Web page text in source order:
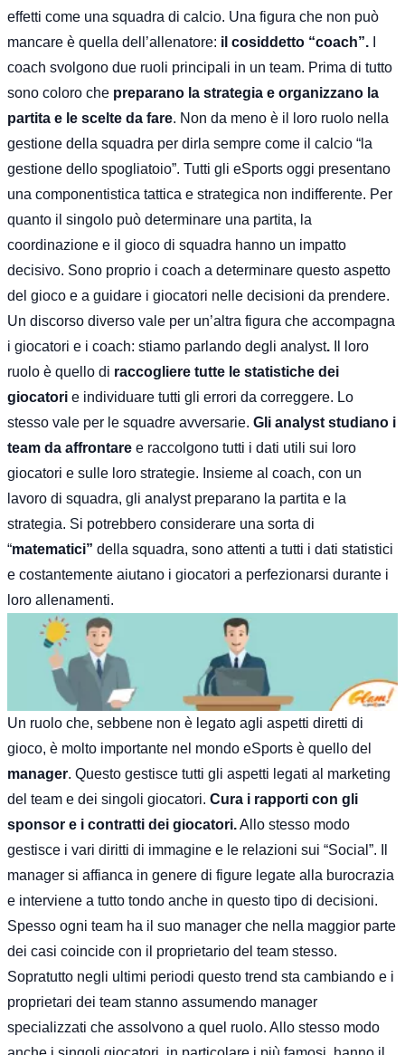
effetti come una squadra di calcio. Una figura che non può
mancare è quella dell’allenatore: il cosiddetto “coach”.
coach svolgono due ruoli principali in un team. Prima di tutto
sono coloro che preparano la strategia e organizzano la
partita e le scelte da fare. Non da meno è il loro ruolo nella
gestione della squadra per dirla sempre come il calcio “la
gestione dello spogliatoio”. Tutti gli eSports oggi presentano
una componentistica tattica e strategica non indifferente. Per
quanto il singolo può determinare una partita, la
coordinazione e il gioco di squadra hanno un impatto
decisivo. Sono proprio i coach a determinare questo aspetto
del gioco e a guidare i giocatori nelle decisioni da prendere.
Un discorso diverso vale per un’altra figura che accompagna
i giocatori e i coach: stiamo parlando degli analyst.
Il loro
ruolo è quello di raccogliere tutte le statistiche dei
giocatori e individuare tutti gli errori da correggere. Lo
stesso vale per le squadre avversarie. Gli analyst studiano i
team da affrontare e raccolgono tutti i dati utili sui loro
giocatori e sulle loro strategie. Insieme al coach, con un
lavoro di squadra, gli analyst preparano la partita e la
strategia. Si potrebbero considerare una sorta di
“matematici” della squadra, sono attenti a tutti i dati statistici
e costantemente aiutano i giocatori a perfezionarsi durante i
loro allenamenti.
Un ruolo che, sebbene non è legato agli aspetti diretti di
gioco, è molto importante nel mondo eSports è quello del
manager. Questo gestisce tutti gli aspetti legati al marketing
del team e dei singoli giocatori. Cura i rapporti con gli
sponsor e i contratti dei giocatori.Allo stesso modo
gestisce i vari diritti di immagine e le relazioni sui “Social”. Il
manager si affianca in genere di figure legate alla burocrazia
e interviene a tutto tondo anche in questo tipo di decisioni.
Spesso ogni team ha il suo manager che nella maggior parte
dei casi coincide con il proprietario del team stesso.
Sopratutto negli ultimi periodi questo trend sta cambiando e i
proprietari dei team stanno assumendo manager
specializzati che assolvono a quel ruolo. Allo stesso modo